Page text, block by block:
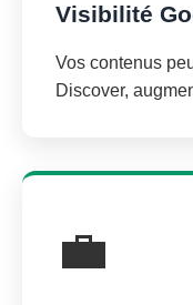
Visibilité
Vos contenus
Discover,
💼